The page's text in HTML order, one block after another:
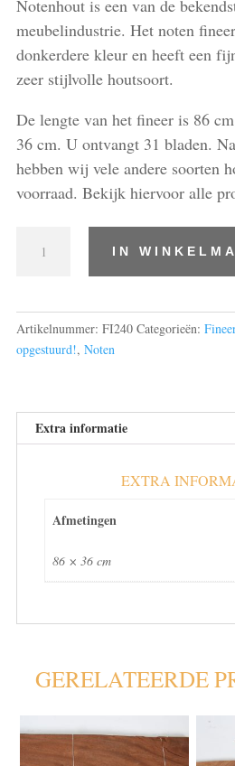
Notenhout is een van de
meubelindustrie. Het noten
donkerdere kleur en heeft een
zeer stijlvolle houtsoort.
De lengte van het fineer is 86
36 cm. U ontvangt 31 bladen.
hebben wij vele andere soorten
voorraad. Bekijk hiervoor alle
36
27.95
pm2
IN
Artikelnummer: FI240 Categorieën:
opgestuurd!, Noten
Extra informatie
EXTRA
Afmetingen
86 × 36 cm
GERELATEERDE